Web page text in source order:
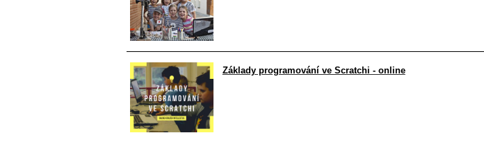
Základy programování ve Scratchi - online